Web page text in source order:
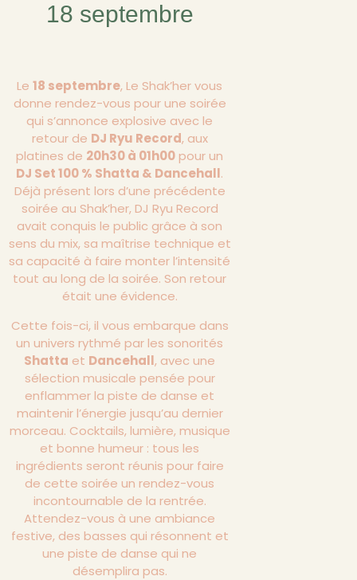
18 septembre
Le 18 septembre, Le Shak’her vous
donne rendez-vous pour une soirée
qui s’annonce explosive avec le
retour de DJ Ryu Record, aux
platines de 20h30 à 01h00pour un
DJ Set 100 % Shatta & Dancehall.
Déjà présent lors d’une précédente
soirée au Shak’her, DJ Ryu Record
avait conquis le public grâce à son
sens du mix, sa maîtrise technique et
sa capacité à faire monter l’intensité
tout au long de la soirée. Son retour
était une évidence.
Cette fois-ci, il vous embarque dans
un univers rythmé par les sonorités
Shatta et Dancehall, avec une
sélection musicale pensée pour
enflammer la piste de danse et
maintenir l’énergie jusqu’au dernier
morceau. Cocktails, lumière, musique
et bonne humeur : tous les
ingrédients seront réunis pour faire
de cette soirée un rendez-vous
incontournable de la rentrée.
Attendez-vous à une ambiance
festive, des basses qui résonnent et
une piste de danse qui ne
désemplira pas.